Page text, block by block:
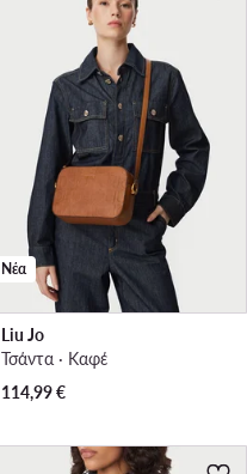
Νέα
Liu Jo
Τσάντα · Καφέ
114,99€